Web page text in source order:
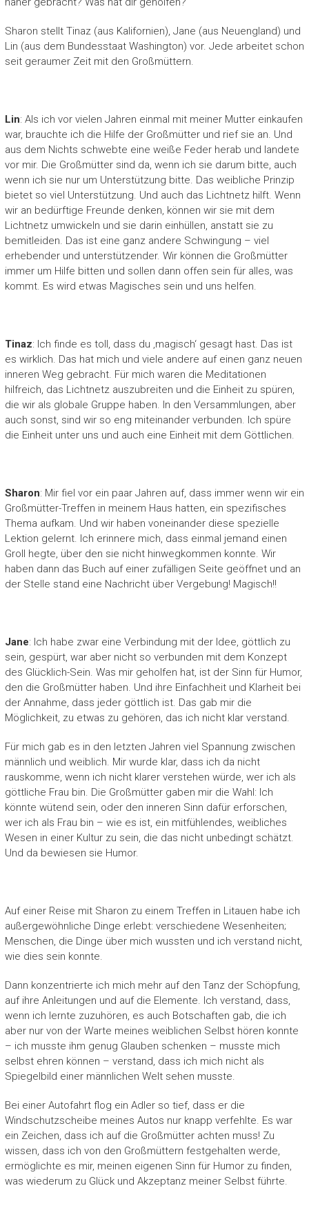
Sharon stellt Tinaz (aus Kalifornien), Jane (aus Neuengland) und
Lin (aus dem Bundesstaat Washington) vor. Jede arbeitet schon
seit geraumer Zeit mit den Großmüttern.
Lin: Als ich vor vielen Jahren einmal mit meiner Mutter einkaufen
war, brauchte ich die Hilfe der Großmütter und rief sie an. Und
aus dem Nichts schwebte eine weiße Feder herab und landete
vor mir. Die Großmütter sind da, wenn ich sie darum bitte, auch
wenn ich sie nur um Unterstützung bitte. Das weibliche Prinzip
bietet so viel Unterstützung. Und auch das Lichtnetz hilft. Wenn
wir an bedürftige Freunde denken, können wir sie mit dem
Lichtnetz umwickeln und sie darin einhüllen, anstatt sie zu
bemitleiden. Das ist eine ganz andere Schwingung – viel
erhebender und unterstützender. Wir können die Großmütter
immer um Hilfe bitten und sollen dann offen sein für alles, was
kommt. Es wird etwas Magisches sein und uns helfen.
Tinaz: Ich finde es toll, dass du ‚magisch‘ gesagt hast. Das ist
es wirklich. Das hat mich und viele andere auf einen ganz neuen
inneren Weg gebracht. Für mich waren die Meditationen
hilfreich, das Lichtnetz auszubreiten und die Einheit zu spüren,
die wir als globale Gruppe haben. In den Versammlungen, aber
auch sonst, sind wir so eng miteinander verbunden. Ich spüre
die Einheit unter uns und auch eine Einheit mit dem Göttlichen.
Sharon: Mir fiel vor ein paar Jahren auf, dass immer wenn wir ein
Großmütter-Treffen in meinem Haus hatten, ein spezifisches
Thema aufkam. Und wir haben voneinander diese spezielle
Lektion gelernt. Ich erinnere mich, dass einmal jemand einen
Groll hegte, über den sie nicht hinwegkommen konnte. Wir
haben dann das Buch auf einer zufälligen Seite geöffnet und an
der Stelle stand eine Nachricht über Vergebung! Magisch!!
Jane: Ich habe zwar eine Verbindung mit der Idee, göttlich zu
sein, gespürt, war aber nicht so verbunden mit dem Konzept
des Glücklich-Sein. Was mir geholfen hat, ist der Sinn für Humor,
den die Großmütter haben. Und ihre Einfachheit und Klarheit bei
der Annahme, dass jeder göttlich ist. Das gab mir die
Möglichkeit, zu etwas zu gehören, das ich nicht klar verstand.
Für mich gab es in den letzten Jahren viel Spannung zwischen
männlich und weiblich. Mir wurde klar, dass ich da nicht
rauskomme, wenn ich nicht klarer verstehen würde, wer ich als
göttliche Frau bin. Die Großmütter gaben mir die Wahl: Ich
könnte wütend sein, oder den inneren Sinn dafür erforschen,
wer ich als Frau bin – wie es ist, ein mitfühlendes, weibliches
Wesen in einer Kultur zu sein, die das nicht unbedingt schätzt.
Und da bewiesen sie Humor.
Auf einer Reise mit Sharon zu einem Treffen in Litauen habe ich
außergewöhnliche Dinge erlebt: verschiedene Wesenheiten;
Menschen, die Dinge über mich wussten und ich verstand nicht,
wie dies sein konnte.
Dann konzentrierte ich mich mehr auf den Tanz der Schöpfung,
auf ihre Anleitungen und auf die Elemente. Ich verstand, dass,
wenn ich lernte zuzuhören, es auch Botschaften gab, die ich
aber nur von der Warte meines weiblichen Selbst hören konnte
– ich musste ihm genug Glauben schenken – musste mich
selbst ehren können – verstand, dass ich mich nicht als
Spiegelbild einer männlichen Welt sehen musste.
Bei einer Autofahrt flog ein Adler so tief, dass er die
Windschutzscheibe meines Autos nur knapp verfehlte. Es war
ein Zeichen, dass ich auf die Großmütter achten muss! Zu
wissen, dass ich von den Großmüttern festgehalten werde,
ermöglichte es mir, meinen eigenen Sinn für Humor zu finden,
was wiederum zu Glück und Akzeptanz meiner Selbst führte.